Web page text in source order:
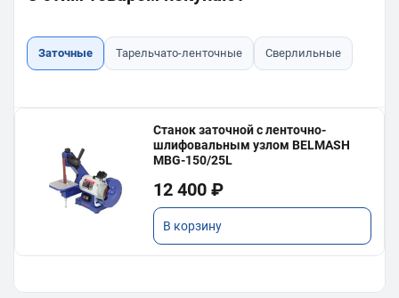
Заточные Тарельчато-ленточные Сверлильные
Станок заточной с ленточно-
шлифовальным узлом BELMASH
MBG-150/25L
12 400 ₽
В корзину